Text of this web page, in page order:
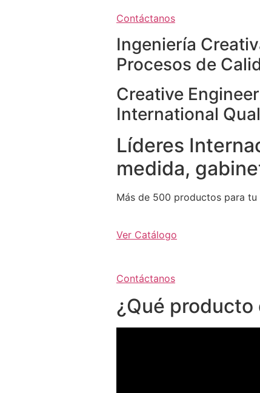
Contáctanos
Ingeniería
Procesos de
Creative
International
Líderes
medida,
Más de 500 productos para
Ver Catálogo
Contáctanos
¿Qué